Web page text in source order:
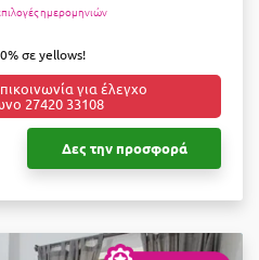
ημερομηνιών
σε yellows!
για έλεγχο
27420 33108
Δες την προσφορά